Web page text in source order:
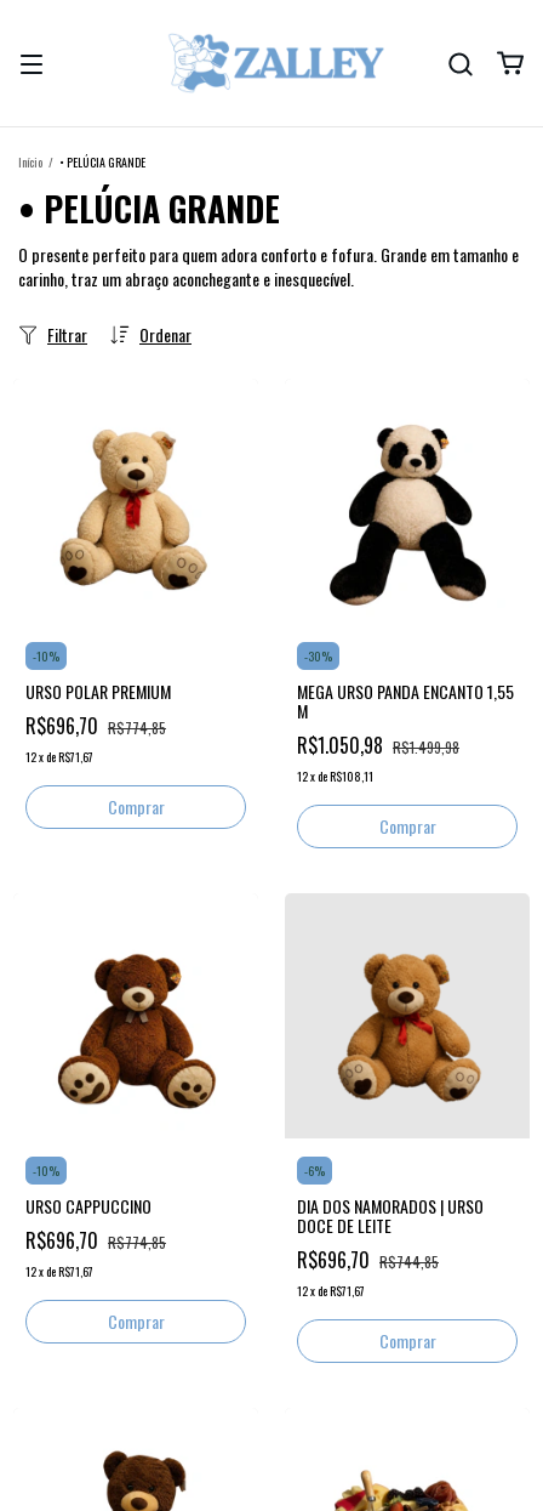
Início / • PELÚCIA GRANDE
• PELÚCIA GRANDE
O presente perfeito para quem adora conforto e fofura. Grande em tamanho e
carinho, traz um abraço aconchegante e inesquecível.
Ordenar
Filtrar
-10%
URSO POLAR PREMIUM
R$696,70 R$774,85
12xdeR$71,67
-30%
MEGA URSO PANDA ENCANTO 1,55
M
R$1.050,98 R$1.499,98
12xdeR$108,11
-10%
URSO CAPPUCCINO
R$696,70 R$774,85
12xdeR$71,67
-6%
DIA DOS NAMORADOS | URSO
DOCE DE LEITE
R$696,70 R$744,85
12xdeR$71,67